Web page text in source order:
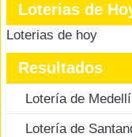
Loterias de
Loterias de hoy
Resultados
Lotería de
Lotería de